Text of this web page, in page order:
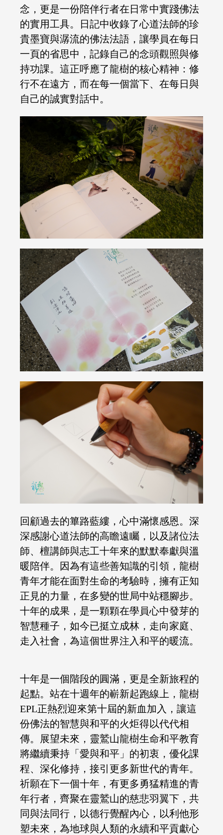
念，更是一份陪伴行者在日常中實踐佛法
的實用工具。日記中收錄了心道法師的珍
貴墨寶與潺流的佛法法語，讓學員在每日
一頁的省思中，記錄自己的念頭觀照與修
持功課。這正呼應了龍樹的核心精神：修
行不在遠方，而在每一個當下、在每日與
自己的誠實對話中。
回顧過去的篳路藍縷，心中滿懷感恩。深
深感謝心道法師的高瞻遠矚，以及諸位法
師、檀講師與志工十年來的默默奉獻與溫
暖陪伴。因為有這些善知識的引領，龍樹
青年才能在面對生命的考驗時，擁有正知
正見的力量，在多變的世局中站穩腳步。
十年的成果，是一顆顆在學員心中發芽的
智慧種子，如今已挺立成林，走向家庭、
走入社會，為這個世界注入和平的暖流。
十年是一個階段的圓滿，更是全新旅程的
起點。站在十週年的嶄新起跑線上，龍樹
EPL正熱烈迎來第十屆的新血加入，讓這
份佛法的智慧與和平的火炬得以代代相
傳。展望未來，靈鷲山龍樹生命和平教育
將繼續秉持「愛與和平」的初衷，優化課
程、深化修持，接引更多新世代的青年。
祈願在下一個十年，有更多勇猛精進的青
年行者，齊聚在靈鷲山的慈悲羽翼下，共
同與法同行，以德行覺醒內心，以利他形
塑未來，為地球與人類的永續和平貢獻心